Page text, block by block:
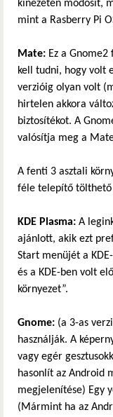
kinézetén módosít,
mint a Rasberry Pi
Mate: Ez a
kell tudni, hogy volt
verzióig olyan volt
hirtelen akkora
biztosítékot. A
valósítja meg a
A fenti 3 asztali
féle telepítő tölthető
KDE Plasma: A
ajánlott, akik ezt
Start menüjét a
és a KDE-ben volt
környezet”.
Gnome: (a 3-as
használják. A
vagy egér
hasonlít az Android
megjelenítése) Egy
(Mármint ha az